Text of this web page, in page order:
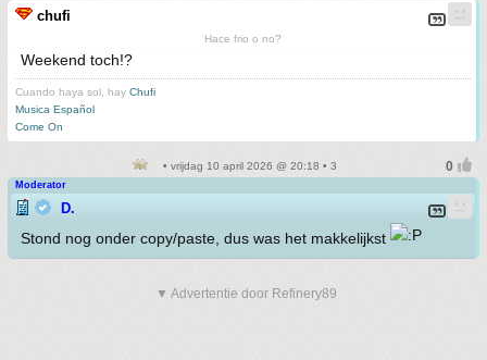
chufi
Hace frio o no?
Weekend toch!?
Cuando haya sol, hay Chufi
Musica Español
Come On
• vrijdag 10 april 2026 @ 20:18 • 3
Moderator
D.
Stond nog onder copy/paste, dus was het makkelijkst
▼ Advertentie door Refinery89